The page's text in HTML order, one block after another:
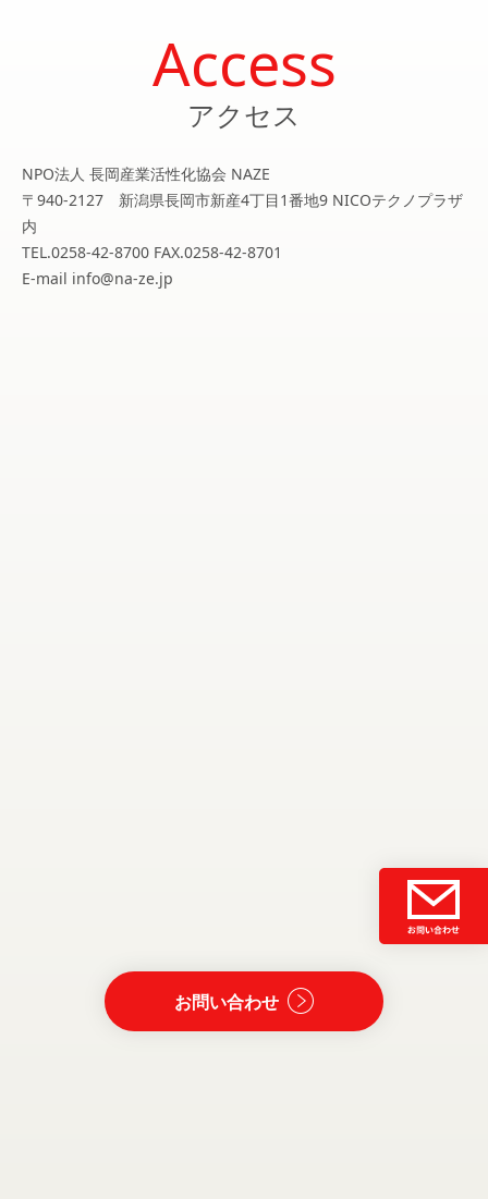
Access
アクセス
NPO法人 長岡産業活性化協会 NAZE
〒940-2127 新潟県長岡市新産4丁目1番地9 NICOテクノプラザ
内
TEL.0258-42-8700 FAX.0258-42-8701
E-mail info@na-ze.jp
お問い合わせ